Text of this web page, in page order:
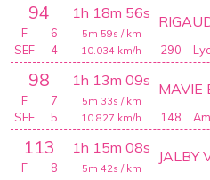
94 1h 18m 56s
290
5m 59s / km
10.034 km/h
F
6
SEF
4
98 1h 13m 09s
148
MAVIE
5m 33s / km
10.827 km/h
F
7
SEF
5
113 1h 15m 08s JALBY
5m 42s / km
F
8